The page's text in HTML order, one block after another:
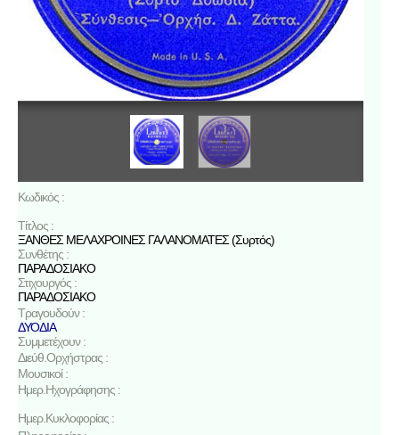
Κωδικός :
Τίτλος :
ΞΑΝΘΕΣ ΜΕΛΑΧΡΟΙΝΕΣ ΓΑΛΑΝΟΜΑΤΕΣ (Συρτός)
Συνθέτης :
ΠΑΡΑΔΟΣΙΑΚΟ
Στιχουργός :
ΠΑΡΑΔΟΣΙΑΚΟ
Τραγουδούν :
ΔΥΟΔΙΑ
Συμμετέχουν :
Διεύθ.Ορχήστρας :
Μουσικοί :
Ημερ.Ηχογράφησης :
Ημερ.Κυκλοφορίας :